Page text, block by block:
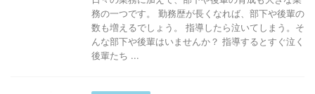
務の一つです。 勤務歴が長くなれば、部下や後輩の
数も増えるでしょう。 指導したら泣いてしまう。そ
んな部下や後輩はいませんか？ 指導するとすぐ泣く
後輩たち ...